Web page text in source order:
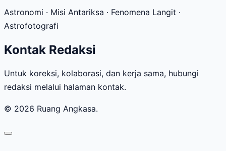
Astronomi · Misi Antariksa · Fenomena Langit ·
Astrofotografi
Kontak Redaksi
Untuk koreksi, kolaborasi, dan kerja sama, hubungi
redaksi melalui halaman kontak.
© 2026 Ruang Angkasa.